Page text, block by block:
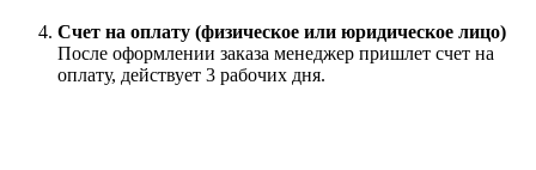
Счет на оплату (физическое или юридическое лицо)
После оформлении заказа менеджер пришлет счет на
оплату, действует 3 рабочих дня.